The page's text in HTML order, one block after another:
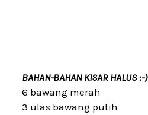
BAHAN-BAHAN KISAR HALUS :-)
6 bawang merah
3 ulas bawang putih